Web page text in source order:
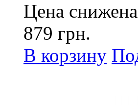
Цена
879 грн.
В корзину